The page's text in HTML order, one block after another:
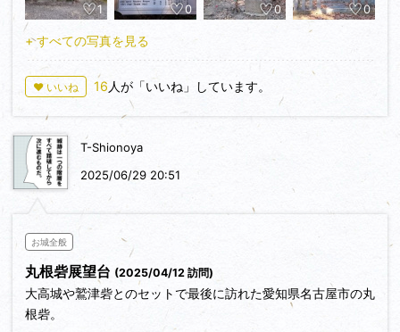
みで，新潟県内を完乗するのではないでしょうか…？
さて，「潤」はここ数年で燕の地位を確立させました。それま
で燕といえば「抗州飯店」。個人的にはここのギョーザがスキ
でした。抗州飯店は店舗が火災に遭ったことで衰退しておりま
す。
新潟県のラーメンは地域によって多種多様です。個人的には上
越「松茶屋」の豚汁ラーメンがスキです。上越ではラーメンの
あとにソフトクリームを食べる文化があり，ほとんどのラーメ
ン屋さん店内で注文できます。健康診断前は控えなければいけ
ませんが…<笑>。
画像がなくてスミマセン。
1 0 0 0
+ すべての写真を見る
♥ いいね 16 人が「いいね」しています。
T-Shionoya
2025/06/29 20:51
お城全般
丸根砦展望台 (2025/04/12 訪問)
大高城や鷲津砦とのセットで最後に訪れた愛知県名古屋市の丸
根砦。